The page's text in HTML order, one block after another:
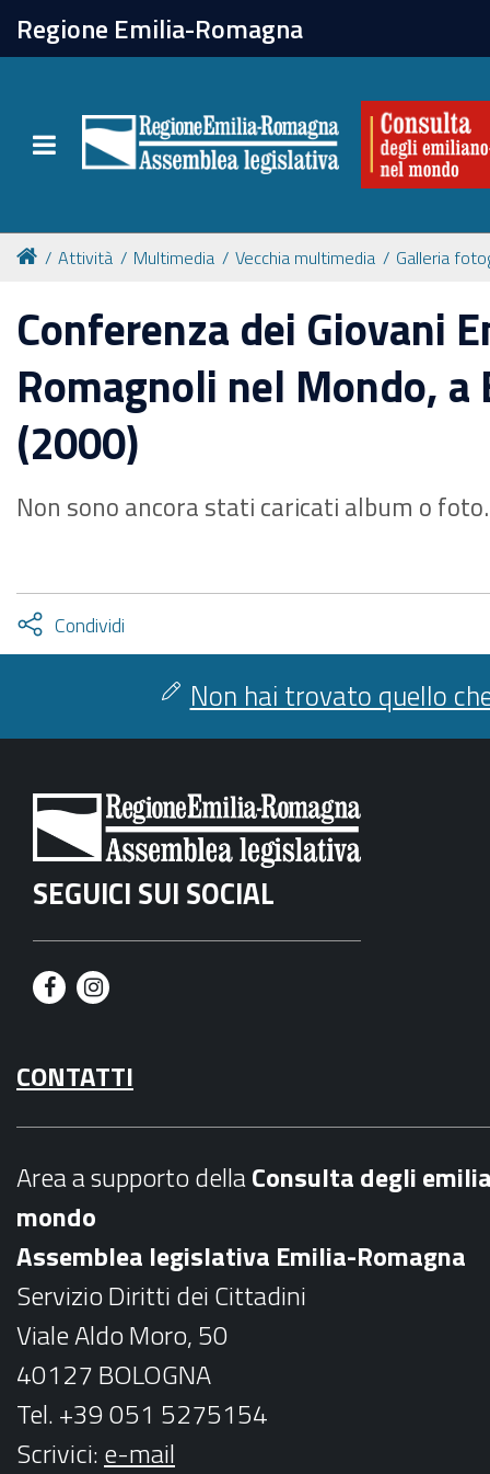
Regione Emilia-Romagna
Toggle navigation
chiudi
Attività
Per chi vive all'estero
Newsletter
Attività Multimedia Vecchia multimedia Galleria
Conferenza dei Giovani
Romagnoli nel Mondo, a
(2000)
Non sono ancora stati caricati album o foto.
Condividi
facebook
twitter
Attiva
condividi
Non hai trovato quello
SEGUICI SUI SOCIAL
F
c
e
o
k
I
s
t
r
a
m
CONTATTI
Area a supporto dellaConsulta degli
mondo
Assemblea legislativa Emilia-Romagna
Servizio Diritti dei Cittadini
Viale Aldo Moro, 50
40127 BOLOGNA
Tel. +39 051 5275154
Scrivici:e-mail